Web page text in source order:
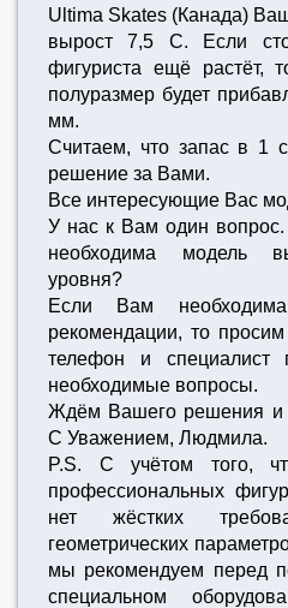
Ultima Skates (Канада)
вырост 7,5 С. Если
фигуриста ещё растёт,
полуразмер будет
мм.
Считаем, что запас в 1
решение за Вами.
Все интересующие Вас
У нас к Вам один
необходима модель
уровня?
Если Вам
рекомендации, то
телефон и специалист
необходимые вопросы.
Ждём Вашего решения и
С Уважением, Людмила.
P.S. C учётом того,
профессиональных
нет жёстких
геометрических
мы рекомендуем перед
специальном